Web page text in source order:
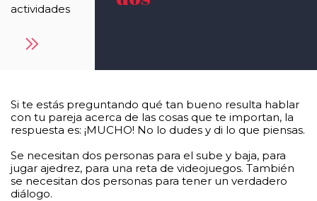
actividades
Si te estás preguntando qué tan bueno resulta hablar
con tu pareja acerca de las cosas que te importan, la
respuesta es: ¡MUCHO! No lo dudes y di lo que piensas.
Se necesitan dos personas para el sube y baja, para
jugar ajedrez, para una reta de videojuegos. También
se necesitan dos personas para tener un verdadero
diálogo.